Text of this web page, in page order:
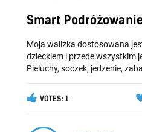
Smart
Moja walizka dostosowana
dzieckiem i przede wszystkim
Pieluchy, soczek, jedzenie,
VOTES: 1